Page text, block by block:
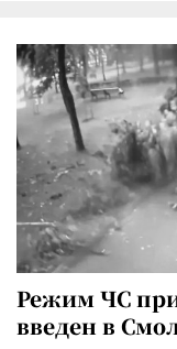
Режим ЧС
введен в